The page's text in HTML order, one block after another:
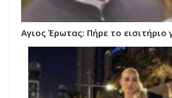
Αγιος Έρωτας: Πήρε το εισιτήριο